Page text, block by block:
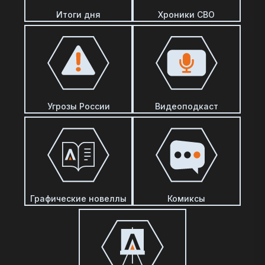
Итоги дня Хроники СВО
Угрозы России Видеоподкаст
Графические новеллы Комиксы